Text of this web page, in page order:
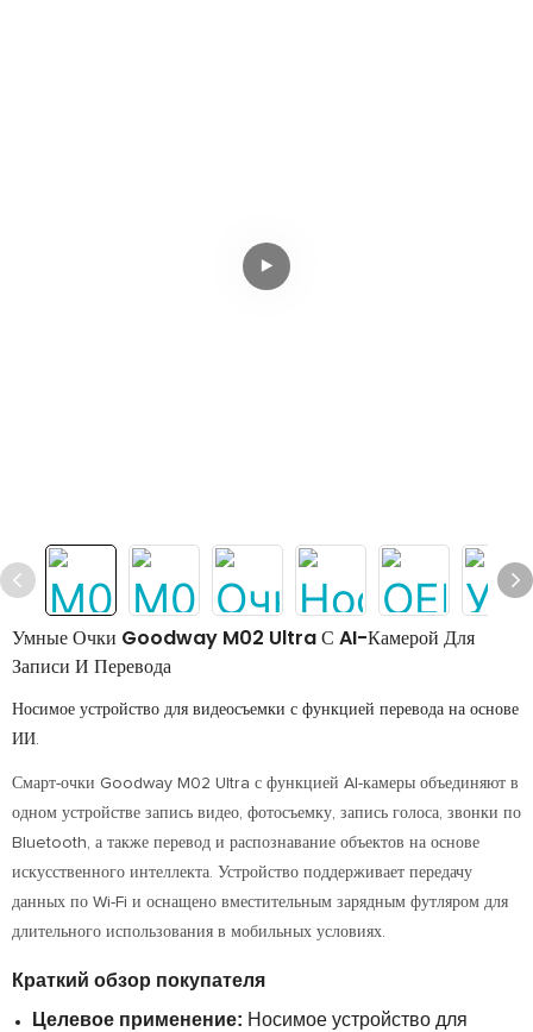
Умные Очки Goodway M02 Ultra С AI-Камерой Для
Записи И Перевода
Носимое устройство для видеосъемки с функцией перевода на основе
ИИ.
Смарт-очки Goodway M02 Ultra с функцией AI-камеры объединяют в
одном устройстве запись видео, фотосъемку, запись голоса, звонки по
Bluetooth, а также перевод и распознавание объектов на основе
искусственного интеллекта. Устройство поддерживает передачу
данных по Wi-Fi и оснащено вместительным зарядным футляром для
длительного использования в мобильных условиях.
Краткий обзор покупателя
Целевое применение: Носимое устройство для